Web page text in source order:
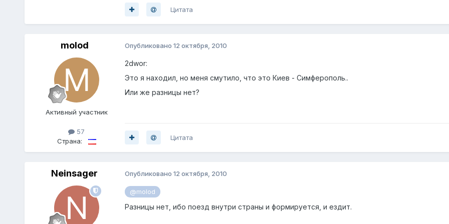
Цитата
molod
Активный участник
57
Страна:
Опубликовано 12 октября, 2010
2dwor:
Это я находил, но меня смутило, что это Киев - Симферополь..
Или же разницы нет?
Цитата
Neinsager Опубликовано 12 октября, 2010
@molod
Разницы нет, ибо поезд внутри страны и формируется, и ездит.